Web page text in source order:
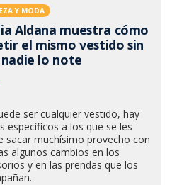
Y MODA
Aldana muestra cómo
el mismo vestido sin
lo note
ser cualquier vestido, hay
específicos a los que se les
sacar muchísimo provecho con
algunos cambios en los
y en las prendas que los